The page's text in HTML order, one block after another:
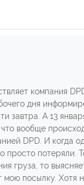
компания
дня
А 13
вообще
DPD. И когда
просто
груза, то
посылку.